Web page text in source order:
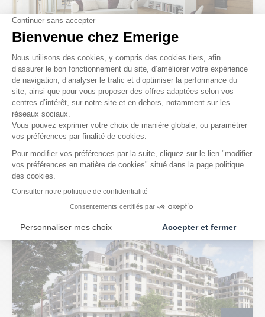
EN COURS DE COMMERCIALISATION
COLLECTION PIERRET
NEUILLY-SUR-SEINE
Appartements du studio aux duplex de 5 pièces
à partir de 495 000 €
tva 20%